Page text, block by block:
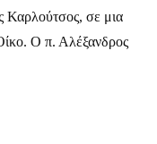
Καρλούτσος, σε μια
O π. Αλέξανδρος